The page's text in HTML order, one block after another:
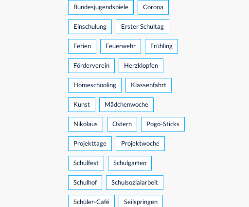
Bundesjugendspiele Corona
Einschulung Erster Schultag
Ferien Feuerwehr Frühling
Förderverein Herzklopfen
Homeschooling Klassenfahrt
Kunst Mädchenwoche
Nikolaus Ostern Pogo-Sticks
Projekttage Projektwoche
Schulfest Schulgarten
Schulhof Schulsozialarbeit
Schüler-Café Seilspringen